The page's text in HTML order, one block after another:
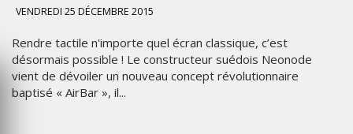
VENDREDI 25 DÉCEMBRE 2015
Rendre tactile n'importe quel écran classique, c’est
désormais possible ! Le constructeur suédois Neonode
vient de dévoiler un nouveau concept révolutionnaire
baptisé « AirBar », il...